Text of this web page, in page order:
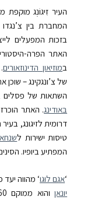
העיר זִיגוֹנְג
המחברת בין צ’נגדו
בזכות המפעלים
האתר הפרה-
במוזיאון הדינוזאורים
של צ’ונגקינג –
השתאות של פסלים
בּאודינג. האתר הוכרז
דרומית לזיגונג, בעיר
טיסות ישירות ל
המפתיע ביופיו.
‘אגם לוּגו‘ מהווה
יונאןוהוא ממוקם